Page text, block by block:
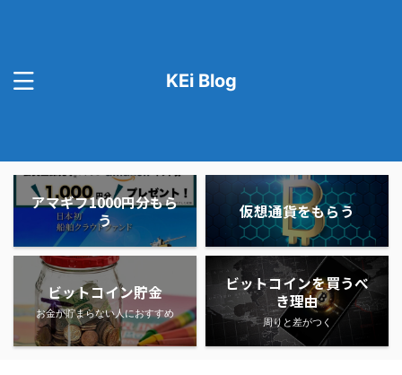
KEi Blog
アマギフ1000円分もら
う
仮想通貨をもらう
ビットコイン貯金
お金が貯まらない人におすすめ
ビットコインを買うべ
き理由
周りと差がつく